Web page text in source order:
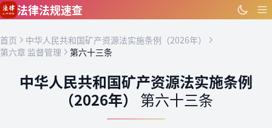
跳到主要内容
法律法规速查
首页
中华人民共和国矿产资源法实施条例（2026年）
第六章 监督管理
第六十三条
中华人民共和国矿产资源法实施条例
（2026年） 第六十三条